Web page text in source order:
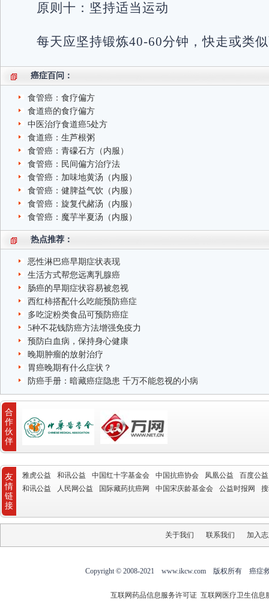
原则十：坚持适当运动
每天应坚持锻炼40-60分钟，快走或类
癌症百问：
食管癌：食疗偏方
食道癌的食疗偏方
中医治疗食道癌5处方
食道癌：生芦根粥
食管癌：青礞石方（内服）
食管癌：民间偏方治疗法
食管癌：加味地黄汤（内服）
食管癌：健脾益气饮（内服）
食管癌：旋复代赭汤（内服）
食管癌：魔芋半夏汤（内服）
热点推荐：
恶性淋巴癌早期症状表现
生活方式帮您远离乳腺癌
肠癌的早期症状容易被忽视
西红柿搭配什么吃能预防癌症
多吃淀粉类食品可预防癌症
5种不花钱防癌方法增强免疫力
预防白血病，保持身心健康
晚期肿瘤的放射治疗
胃癌晚期有什么症状？
防癌手册：暗藏癌症隐患 千万不能忽视的小病
合
作
伙
伴
友
情
链
接
雅虎公益 和讯公益 中国红十字基金会 中国抗癌协会 凤凰公益
百度公益
和讯公益
人民网公益 国际藏药抗癌网 中国宋庆龄基金会 公益时报网
关于我们 联系我们 加入
Copyright © 2008-2021 www.ikcw.com 版权所有 癌症
互联网药品信息服务许可证 互联网医疗卫生信息